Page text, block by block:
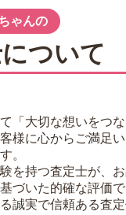
ツ
ゃんの
ついて
「大切な想いをつ
様に心からご満足
。
を持つ査定士が、
づいた的確な評価
誠実で信頼ある査